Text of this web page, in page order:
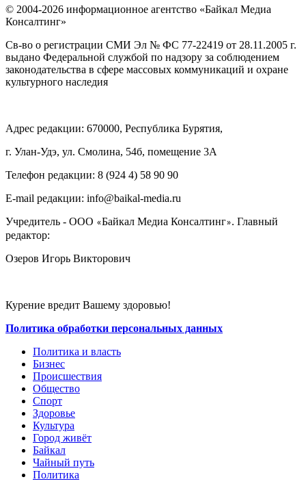
© 2004-2026 информационное агентство «Байкал Медиа
Консалтинг»
Св-во о регистрации СМИ Эл № ФС 77-22419 от 28.11.2005 г.
выдано Федеральной службой по надзору за соблюдением
законодательства в сфере массовых коммуникаций и охране
культурного наследия
Адрес редакции: 670000, Республика Бурятия,
г. Улан-Удэ, ул. Смолина, 54б, помещение 3А
Телефон редакции: ‎‎8 (924 4) 58 90 90
E-mail редакции: info@baikal-media.ru
Учредитель - ООО «Байкал Медиа Консалтинг». Главный
редактор:
Озеров Игорь Викторович
Курение вредит Вашему здоровью!
Политика обработки персональных данных
Политика и власть
Бизнес
Происшествия
Общество
Cпорт
Здоровье
Культура
Город живёт
Байкал
Чайный путь
Политика